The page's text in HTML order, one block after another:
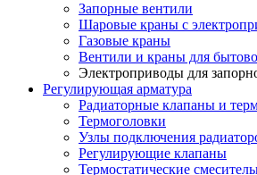
Запорные вентили
Шаровые краны с
Газовые краны
Вентили и краны для
Электроприводы для
Регулирующая арматура
Радиаторные клапаны и
Термоголовки
Узлы подключения
Регулирующие клапаны
Термостатические